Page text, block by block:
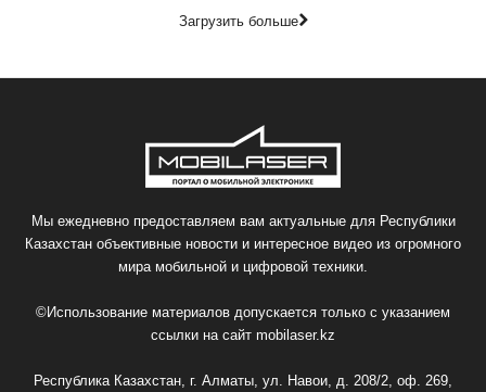
Загрузить больше
Мы ежедневно предоставляем вам актуальные для Республики
Казахстан объективные новости и интересное видео из огромного
мира мобильной и цифровой техники.
©Использование материалов допускается только с указанием
ссылки на сайт mobilaser.kz
Республика Казахстан, г. Алматы, ул. Навои, д. 208/2, оф. 269,